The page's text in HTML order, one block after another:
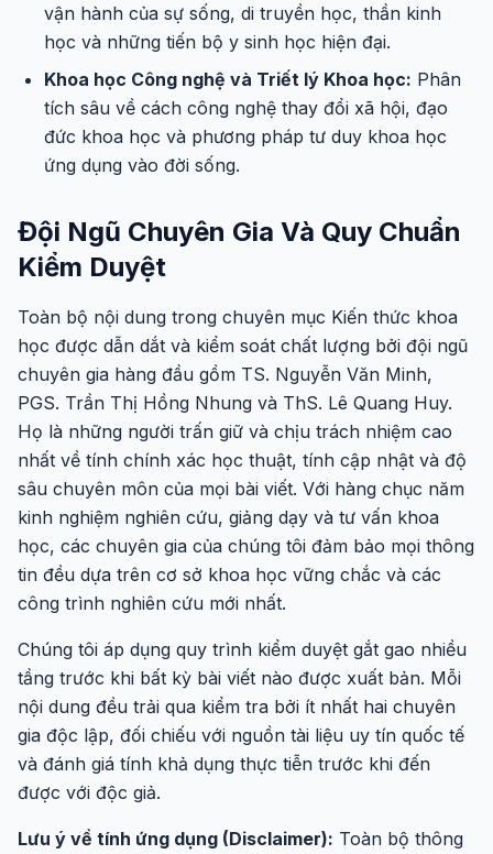
vận hành của sự sống, di truyền học, thần kinh
học và những tiến bộ y sinh học hiện đại.
Khoa học Công nghệ và Triết lý Khoa học: Phân
tích sâu về cách công nghệ thay đổi xã hội, đạo
đức khoa học và phương pháp tư duy khoa học
ứng dụng vào đời sống.
Đội Ngũ Chuyên Gia Và Quy Chuẩn
Kiểm Duyệt
Toàn bộ nội dung trong chuyên mục Kiến thức khoa
học được dẫn dắt và kiểm soát chất lượng bởi đội ngũ
chuyên gia hàng đầu gồm TS. Nguyễn Văn Minh,
PGS. Trần Thị Hồng Nhung và ThS. Lê Quang Huy.
Họ là những người trấn giữ và chịu trách nhiệm cao
nhất về tính chính xác học thuật, tính cập nhật và độ
sâu chuyên môn của mọi bài viết. Với hàng chục năm
kinh nghiệm nghiên cứu, giảng dạy và tư vấn khoa
học, các chuyên gia của chúng tôi đảm bảo mọi thông
tin đều dựa trên cơ sở khoa học vững chắc và các
công trình nghiên cứu mới nhất.
Chúng tôi áp dụng quy trình kiểm duyệt gắt gao nhiều
tầng trước khi bất kỳ bài viết nào được xuất bản. Mỗi
nội dung đều trải qua kiểm tra bởi ít nhất hai chuyên
gia độc lập, đối chiếu với nguồn tài liệu uy tín quốc tế
và đánh giá tính khả dụng thực tiễn trước khi đến
được với độc giả.
Lưu ý về tính ứng dụng (Disclaimer): Toàn bộ thông